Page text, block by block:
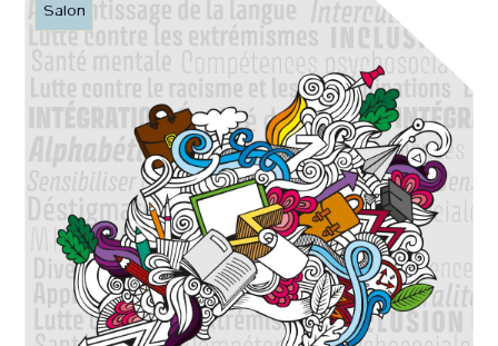
Salon